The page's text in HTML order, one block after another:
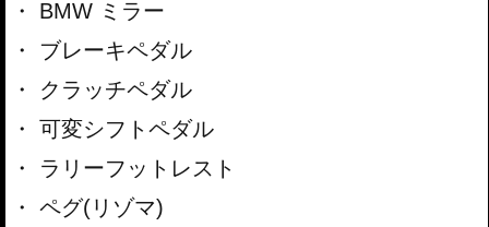
BMW ミラー
ブレーキペダル
クラッチペダル
可変シフトペダル
ラリーフットレスト
ペグ(リゾマ)